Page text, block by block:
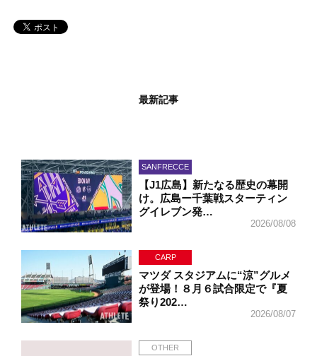
最新記事
SANFRECCE
【J1広島】新たなる歴史の幕開
け。広島ー千葉戦スターティン
グイレブン発…
2026/08/08
CARP
マツダ スタジアムに“涼”グルメ
が登場！８月６試合限定で『夏
祭り202…
2026/08/07
OTHER